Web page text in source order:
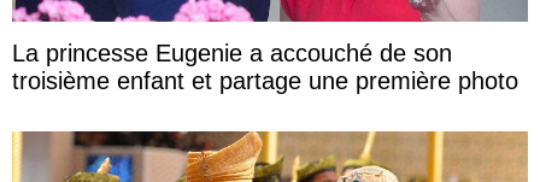
La princesse Eugenie a accouché de son
troisième enfant et partage une première photo